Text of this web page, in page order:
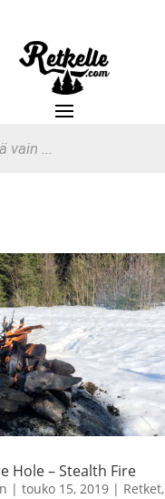
Hole – Stealth Fire
| touko 15, 2019| Retket,